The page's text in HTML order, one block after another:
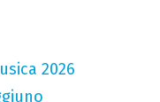
2026